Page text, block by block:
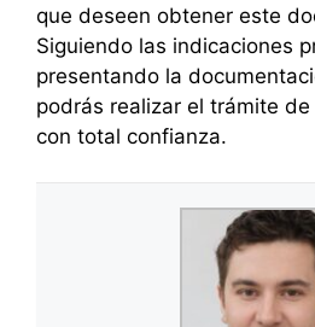
que deseen obtener este
Siguiendo las indicaciones
presentando la
podrás realizar el trámite
con total confianza.